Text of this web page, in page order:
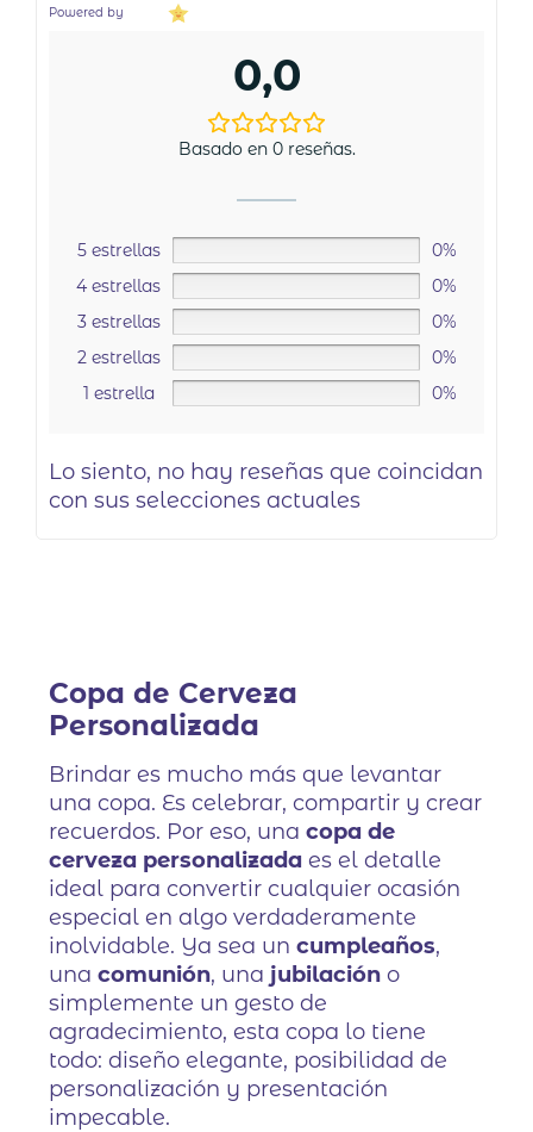
Powered by
0,0
Basado en 0 reseñas.
5 estrellas
0%
4 estrellas
0%
3 estrellas
0%
2 estrellas
0%
1 estrella
0%
Lo siento, no hay reseñas que coincidan
con sus selecciones actuales
Copa de Cerveza
Personalizada
Brindar es mucho más que levantar
una copa. Es celebrar, compartir y crear
recuerdos. Por eso, unacopa de
cerveza personalizada es el detalle
ideal para convertir cualquier ocasión
especial en algo verdaderamente
inolvidable. Ya sea uncumpleaños,
unacomunión, una jubilación o
simplemente un gesto de
agradecimiento, esta copa lo tiene
todo: diseño elegante, posibilidad de
personalización y presentación
impecable.